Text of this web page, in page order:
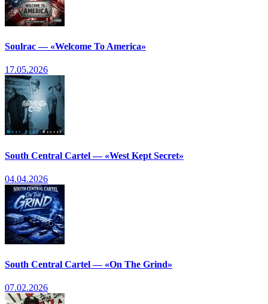
Soulrac — «Welcome To America»
17.05.2026
South Central Cartel — «West Kept Secret»
04.04.2026
South Central Cartel — «On The Grind»
07.02.2026